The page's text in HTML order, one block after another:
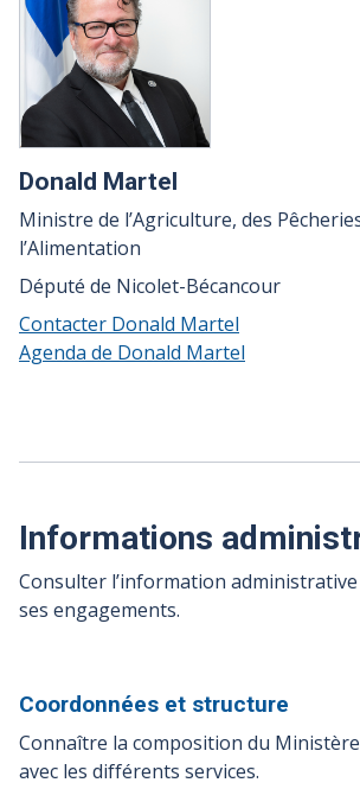
Donald Martel
Ministre de l’Agriculture, des
l’Alimentation
Député de Nicolet-Bécancour
Contacter Donald Martel
Agenda de Donald Martel
Informations
Consulter l’information
ses engagements.
Coordonnées et structure
Connaître la composition du
avec les différents services.